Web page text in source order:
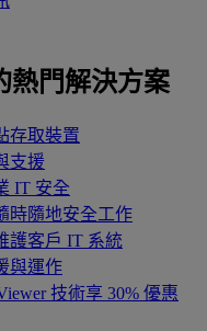
熱門解決方案
存取裝置
支援
IT 安全
時隨地安全工作
護客戶 IT 系統
與運作
技術享 30% 優惠